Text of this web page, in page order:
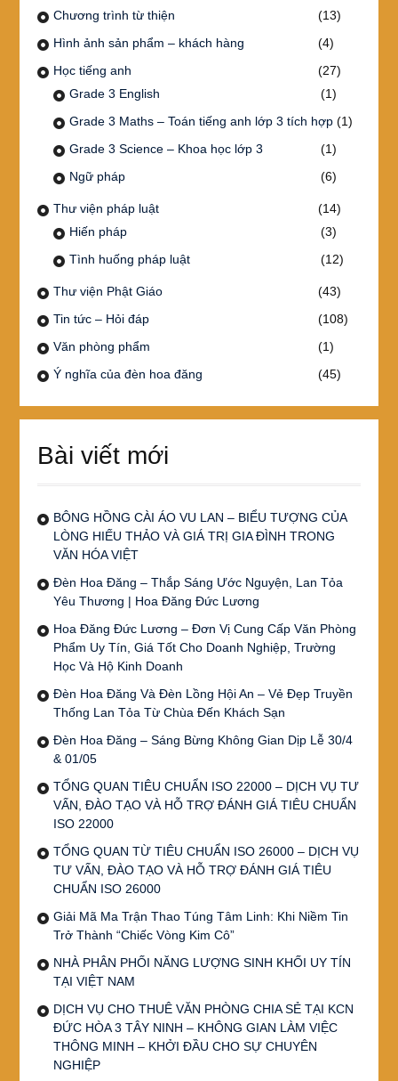
Chương trình từ thiện
(13)
Hình ảnh sản phẩm – khách hàng
(4)
Học tiếng anh
(27)
Grade 3 English
(1)
Grade 3 Maths – Toán tiếng anh lớp 3 tích hợp(1)
Grade 3 Science – Khoa học lớp 3
(1)
Ngữ pháp
(6)
Thư viện pháp luật
(14)
Hiến pháp
(3)
Tình huống pháp luật
(12)
Thư viện Phật Giáo
(43)
Tin tức – Hỏi đáp
(108)
Văn phòng phẩm
(1)
Ý nghĩa của đèn hoa đăng
(45)
Bài viết mới
BÔNG HỒNG CÀI ÁO VU LAN – BIỂU TƯỢNG CỦA
LÒNG HIẾU THẢO VÀ GIÁ TRỊ GIA ĐÌNH TRONG
VĂN HÓA VIỆT
Đèn Hoa Đăng – Thắp Sáng Ước Nguyện, Lan Tỏa
Yêu Thương | Hoa Đăng Đức Lương
Hoa Đăng Đức Lương – Đơn Vị Cung Cấp Văn Phòng
Phẩm Uy Tín, Giá Tốt Cho Doanh Nghiệp, Trường
Học Và Hộ Kinh Doanh
Đèn Hoa Đăng Và Đèn Lồng Hội An – Vẻ Đẹp Truyền
Thống Lan Tỏa Từ Chùa Đến Khách Sạn
Đèn Hoa Đăng – Sáng Bừng Không Gian Dịp Lễ 30/4
& 01/05
TỔNG QUAN TIÊU CHUẨN ISO 22000 – DỊCH VỤ TƯ
VẤN, ĐÀO TẠO VÀ HỖ TRỢ ĐÁNH GIÁ TIÊU CHUẨN
ISO 22000
TỔNG QUAN TỪ TIÊU CHUẨN ISO 26000 – DỊCH VỤ
TƯ VẤN, ĐÀO TẠO VÀ HỖ TRỢ ĐÁNH GIÁ TIÊU
CHUẨN ISO 26000
Giải Mã Ma Trận Thao Túng Tâm Linh: Khi Niềm Tin
Trở Thành “Chiếc Vòng Kim Cô”
NHÀ PHÂN PHỐI NĂNG LƯỢNG SINH KHỐI UY TÍN
TẠI VIỆT NAM
DỊCH VỤ CHO THUÊ VĂN PHÒNG CHIA SẺ TẠI KCN
ĐỨC HÒA 3 TÂY NINH – KHÔNG GIAN LÀM VIỆC
THÔNG MINH – KHỞI ĐẦU CHO SỰ CHUYÊN
NGHIỆP